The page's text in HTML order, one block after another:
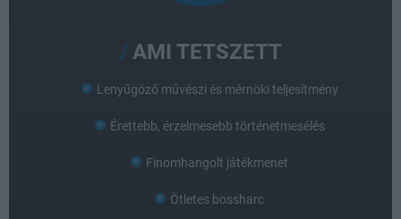
AMI TETSZETT
Lenyűgöző művészi és mérnöki teljesítmény
Érettebb, érzelmesebb történetmesélés
Finomhangolt játékmenet
Ötletes bossharc